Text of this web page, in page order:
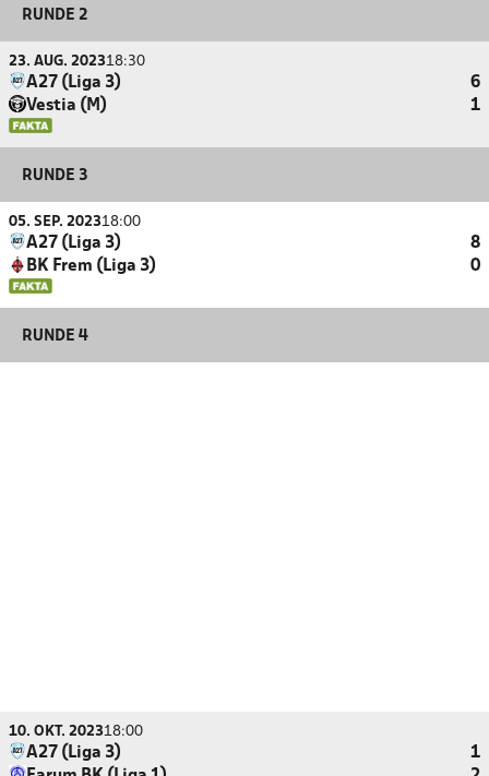
RUNDE 2
23. AUG. 202318:30
A27 (Liga 3)
6
Vestia (M)
1
RUNDE 3
05. SEP. 202318:00
A27 (Liga 3)
8
BK Frem (Liga 3)
0
RUNDE 4
10. OKT. 202318:00
A27 (Liga 3)
1